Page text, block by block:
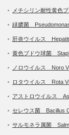
メチシリン耐性黄色
緑膿菌
肝炎ウイルス
黄色ブドウ球菌
ノロウイルス Noro
ロタウイルス Rota
アストロウイルス
セレウス菌 Bacillus
サルモネラ属菌